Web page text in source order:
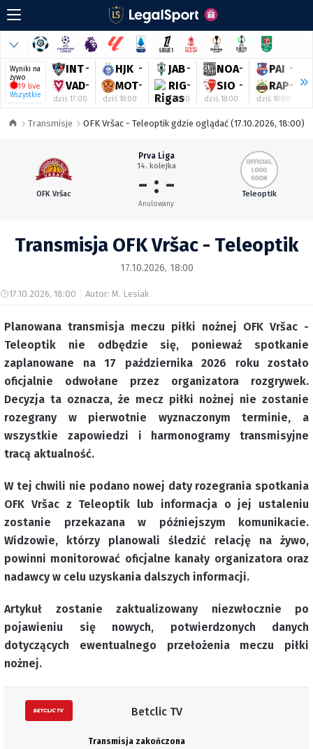
Wyniki na
żywo
19 live
Wszystkie
INT-
VAD-
dziś 17:00
HJK -
MOT-
dziś 18:00
JAB-
RIG-
dziś 18:00
NOA-
SIO -
dziś 18:00
PAI -
RAP-
dziś 18:00
Transmisje OFK Vršac - Teleoptik gdzie oglądać (17.10.2026, 18:00)
OFK Vršac
Prva Liga
14. kolejka
- : -
Anulowany
Teleoptik
Transmisja OFK Vršac - Teleoptik
17.10.2026, 18:00
17.10.2026, 18:00 Autor: M. Lesiak
Planowana transmisja meczu piłki nożnej OFK Vršac -
Teleoptik nie odbędzie się, ponieważ spotkanie
zaplanowane na 17 października 2026 roku zostało
oficjalnie odwołane przez organizatora rozgrywek.
Decyzja ta oznacza, że mecz piłki nożnej nie zostanie
rozegrany w pierwotnie wyznaczonym terminie, a
wszystkie zapowiedzi i harmonogramy transmisyjne
tracą aktualność.
W tej chwili nie podano nowej daty rozegrania spotkania
OFK Vršac z Teleoptik lub informacja o jej ustaleniu
zostanie przekazana w późniejszym komunikacie.
Widzowie, którzy planowali śledzić relację na żywo,
powinni monitorować oficjalne kanały organizatora oraz
nadawcy w celu uzyskania dalszych informacji.
Artykuł zostanie zaktualizowany niezwłocznie po
pojawieniu się nowych, potwierdzonych danych
dotyczących ewentualnego przełożenia meczu piłki
nożnej.
Betclic TV
Transmisja zakończona